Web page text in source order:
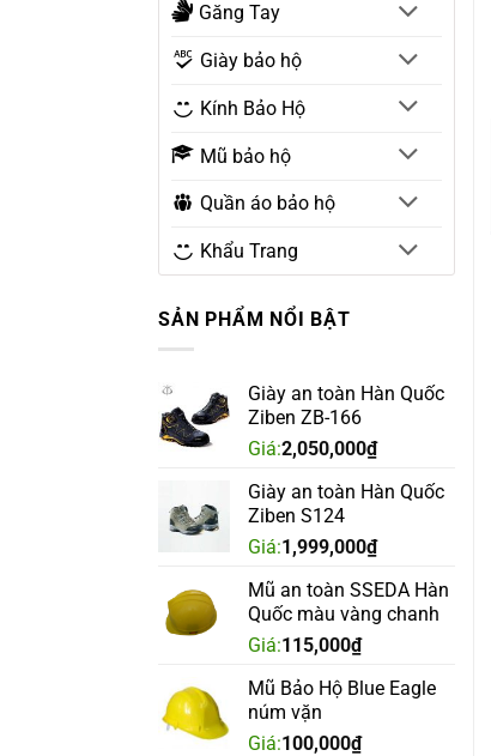
Găng Tay
Giày bảo hộ
Kính Bảo Hộ
Mũ bảo hộ
Quần áo bảo hộ
Khẩu Trang
SẢN PHẨM NỔI BẬT
Giày an toàn Hàn Quốc
Ziben ZB-166
Giá:2,050,000₫
Giày an toàn Hàn Quốc
Ziben S124
Giá:1,999,000₫
Mũ an toàn SSEDA Hàn
Quốc màu vàng chanh
Giá:115,000₫
Mũ Bảo Hộ Blue Eagle
núm vặn
Giá:100,000₫